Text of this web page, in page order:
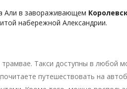
Али в завораживающем
набережной Александрии.
Такси доступны в любой
путешествовать на